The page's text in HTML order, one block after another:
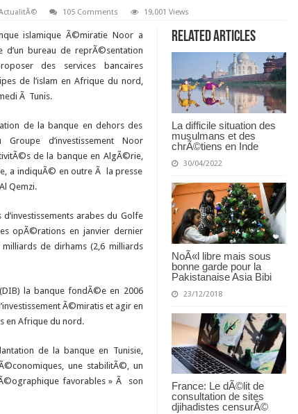
105 Comments 19,001 Views
Related Articles
La difficile situation des
musulmans et des
chrÃ©tiens en Inde
30/04/2022
NoÃ«l libre mais sous
bonne garde pour la
Pakistanaise Asia Bibi
23/12/2018
France: Le dÃ©lit de
consultation de sites
djihadistes censurÃ©
islamique Ã©miratie Noor a
d’un bureau de reprÃ©sentation
des services bancaires
de l’islam en Afrique du nord,
Ã Tunis.
de la banque en dehors des
d’investissement Noor
de la banque en AlgÃ©rie,
a indiquÃ© en outre Ã la presse
Qemzi.
arabes du Golfe
opÃ©rations en janvier dernier
de dirhams (2,6 milliards
la banque fondÃ©e en 2006
Ã©miratis et agir en
en Afrique du nord.
de la banque en Tunisie,
une stabilitÃ©, un
favorables » Ã son